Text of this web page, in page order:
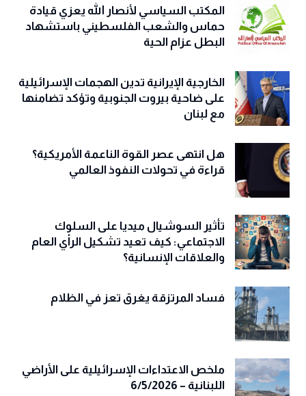
المكتب السياسي لأنصار الله يعزي قيادة
حماس والشعب الفلسطيني باستشهاد
البطل عزام الحية
الخارجية الإيرانية تدين الهجمات الإسرائيلية
على ضاحية بيروت الجنوبية وتؤكد تضامنها
مع لبنان
هل انتهى عصر القوة الناعمة الأمريكية؟
قراءة في تحولات النفوذ العالمي
تأثير السوشيال ميديا على السلوك
الاجتماعي: كيف تعيد تشكيل الرأي العام
والعلاقات الإنسانية؟
فساد المرتزقة يغرق تعز في الظلام
ملخص الاعتداءات الإسرائيلية على الأراضي
اللبنانية – 6/5/2026